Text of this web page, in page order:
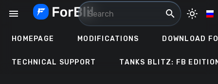
menu search light_mode
HOMEPAGE MODIFICATIONS DOWNLOAD
TECHNICAL SUPPORT TANKS BLITZ: FB